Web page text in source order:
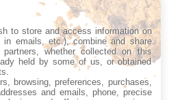
to store and access information on
emails, etc.), combine and share
whether collected on this
held by some of us, or obtained
browsing, preferences, purchases,
and emails, phone, precise